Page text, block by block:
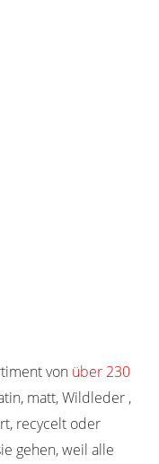
von über 230
matt, Wildleder ,
recycelt oder
gehen, weil alle